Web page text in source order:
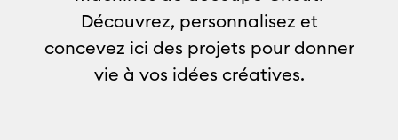
Découvrez, personnalisez et
concevez ici des projets pour donner
vie à vos idées créatives.